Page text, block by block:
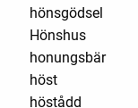
hönsgödsel
Hönshus
honungsbär
höst
höstådd